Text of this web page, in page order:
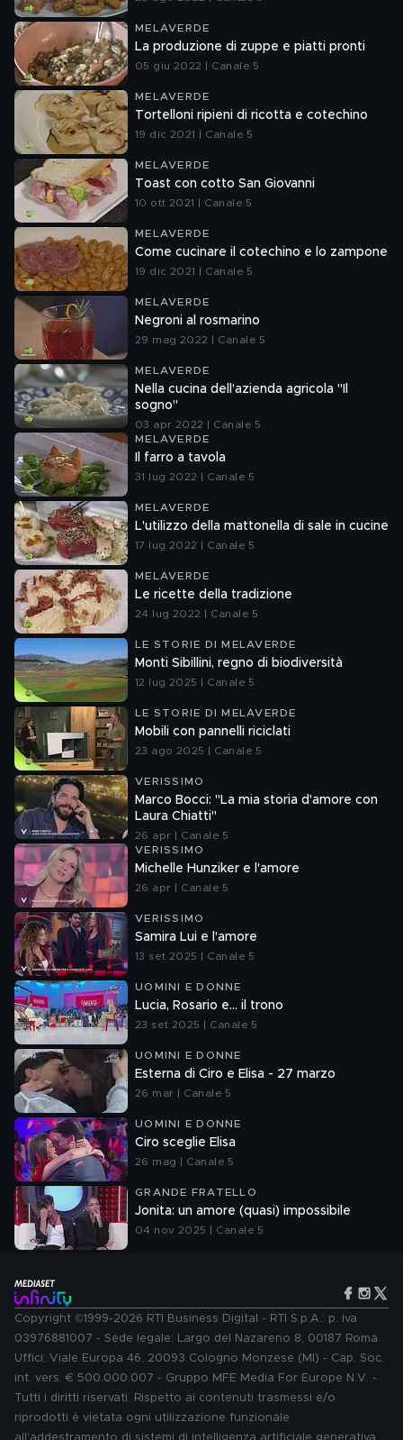
MELAVERDE
La produzione di zuppe e piatti pronti
05 giu 2022 | Canale 5
MELAVERDE
Tortelloni ripieni di ricotta e cotechino
19 dic 2021 | Canale 5
MELAVERDE
Toast con cotto San Giovanni
10 ott 2021 | Canale 5
MELAVERDE
Come cucinare il cotechino e lo zampone
19 dic 2021 | Canale 5
MELAVERDE
Negroni al rosmarino
29 mag 2022 | Canale 5
MELAVERDE
Nella cucina dell'azienda agricola "Il
sogno"
03 apr 2022 | Canale 5
MELAVERDE
Il farro a tavola
31 lug 2022 | Canale 5
MELAVERDE
L'utilizzo della mattonella di sale in cucine
17 lug 2022 | Canale 5
MELAVERDE
Le ricette della tradizione
24 lug 2022 | Canale 5
LE STORIE DI MELAVERDE
Monti Sibillini, regno di biodiversità
12 lug 2025 | Canale 5
LE STORIE DI MELAVERDE
Mobili con pannelli riciclati
23 ago 2025 | Canale 5
VERISSIMO
Marco Bocci: "La mia storia d'amore con
Laura Chiatti"
26 apr | Canale 5
VERISSIMO
Michelle Hunziker e l'amore
26 apr | Canale 5
VERISSIMO
Samira Lui e l'amore
13 set 2025 | Canale 5
UOMINI E DONNE
Lucia, Rosario e... il trono
23 set 2025 | Canale 5
UOMINI E DONNE
Esterna di Ciro e Elisa - 27 marzo
26 mar | Canale 5
UOMINI E DONNE
Ciro sceglie Elisa
26 mag | Canale 5
GRANDE FRATELLO
Jonita: un amore (quasi) impossibile
04 nov 2025 | Canale 5
Copyright ©1999-2026 RTI Business Digital - RTI S.p.A.: p. iva
03976881007 - Sede legale: Largo del Nazareno 8, 00187 Roma.
Uffici: Viale Europa 46, 20093 Cologno Monzese (MI) - Cap. Soc.
int. vers. € 500.000.007 - Gruppo MFE Media For Europe N.V. -
Tutti i diritti riservati. Rispetto ai contenuti trasmessi e/o
riprodotti è vietata ogni utilizzazione funzionale